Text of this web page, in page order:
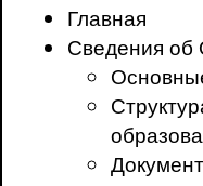
Главная
Сведения